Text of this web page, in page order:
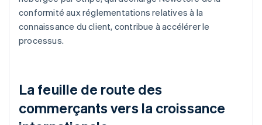
conformité aux réglementations relatives à la
connaissance du client, contribue à accélérer le
processus.
La feuille de route des
commerçants vers la croissance